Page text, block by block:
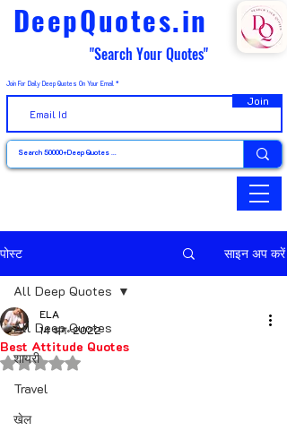
DeepQuotes.in
"Search Your Quotes"
Join For Daily Deep Quotes On Your Email
Join
पोस्ट साइन अप करें
All Deep Quotes
शायरी
Travel
खेल
All Deep Quotes
Best Attitude Quotes
ELA
14 अग॰ 2022
5 स्टार में से NaN रेटिंग दी गई।